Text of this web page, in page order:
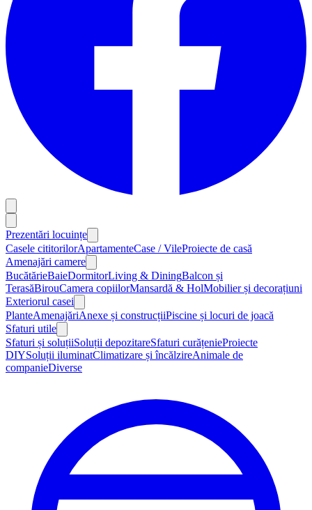
Prezentări locuințe
Casele cititorilorApartamenteCase / VileProiecte de casă
Amenajări camere
BucătărieBaieDormitorLiving & DiningBalcon și
TerasăBirouCamera copiilorMansardă & HolMobilier și decorațiuni
Exteriorul casei
PlanteAmenajăriAnexe și construcțiiPiscine și locuri de joacă
Sfaturi utile
Sfaturi și soluțiiSoluții depozitareSfaturi curățenieProiecte
DIYSoluții iluminatClimatizare și încălzireAnimale de
companieDiverse